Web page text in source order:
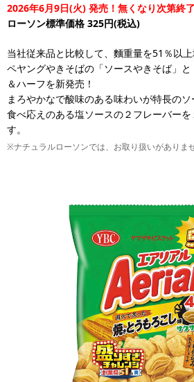
2026年6月9日(火) 発売！無くなり次第終了
ローソン標準価格 325円(税込)
当社従来品と比較して、麵重量を51％以上
ペヤングやきそばの「ソースやきそば」
＆ハーフを新発売！
まろやかなで酸味のある味わいが特長の
食べ応えのある塩ソースの２フレーバー
す。
※ナチュラルローソンでは、お取り扱いがありま